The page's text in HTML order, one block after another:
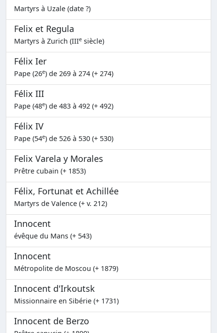
Martyrs à Uzale (date ?)
Felix et Regula
Martyrs à Zurich (IIIe siècle)
Félix Ier
Pape (26e) de 269 à 274 (+ 274)
Félix III
Pape (48e) de 483 à 492 (+ 492)
Félix IV
Pape (54e) de 526 à 530 (+ 530)
Felix Varela y Morales
Prêtre cubain (+ 1853)
Félix, Fortunat et Achillée
Martyrs de Valence (+ v. 212)
Innocent
évêque du Mans (+ 543)
Innocent
Métropolite de Moscou (+ 1879)
Innocent d'Irkoutsk
Missionnaire en Sibérie (+ 1731)
Innocent de Berzo